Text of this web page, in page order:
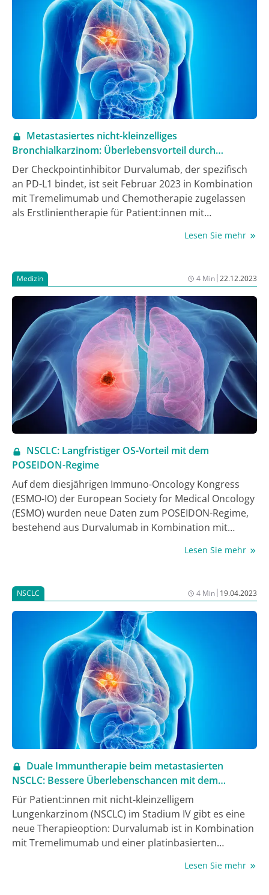
Metastasiertes nicht-kleinzelliges
Bronchialkarzinom: Überlebensvorteil durch
Durvalumab bestätigt
Der Checkpointinhibitor Durvalumab, der spezifisch
an PD-L1 bindet, ist seit Februar 2023 in Kombination
mit Tremelimumab und Chemotherapie zugelassen
als Erstlinientherapie für Patient:innen mit
ohne aktivierende EGFR-Mutationen oder ALK-
Zulassungsstudie Poseidon zum Gesamtüberleben
wurden beim ESMO-Immuno-Oncology (IO) Kongress
in Genf als Late Breaking abstract vorgestellt. Sie
werden dabei helfen, die Langzeitwirkung der IO-IO-
Kombination besser einordnen zu können.
Lesen Sie mehr
Medizin 4 Min|22.12.2023
NSCLC: Langfristiger OS-Vorteil mit dem
POSEIDON-Regime
Auf dem diesjährigen Immuno-Oncology Kongress
(ESMO-IO) der European Society for Medical Oncology
(ESMO) wurden neue Daten zum POSEIDON-Regime,
bestehend aus Durvalumab in Kombination mit
Chemotherapie, beim metastasierten NSCLC
Gesamtüberlebensvorteil gegenüber Chemotherapie.
Lesen Sie mehr
NSCLC 4 Min| 19.04.2023
Duale Immuntherapie beim metastasierten
NSCLC: Bessere Überlebenschancen mit dem
POSEIDON-Regime
Für Patient:innen mit nicht-kleinzelligem
Lungenkarzinom (NSCLC) im Stadium IV gibt es eine
neue Therapieoption: Durvalumab ist in Kombination
mit Tremelimumab und einer platinbasierten
wenn der Tumor keine sensitivierenden EGFR- oder
Lesen Sie mehr